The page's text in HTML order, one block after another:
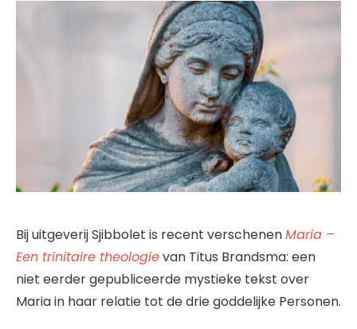
Bij uitgeverij Sjibbolet is recent verschenenMaria –
Een trinitaire theologievan Titus Brandsma: een
niet eerder gepubliceerde mystieke tekst over
Maria in haar relatie tot de drie goddelijke Personen.